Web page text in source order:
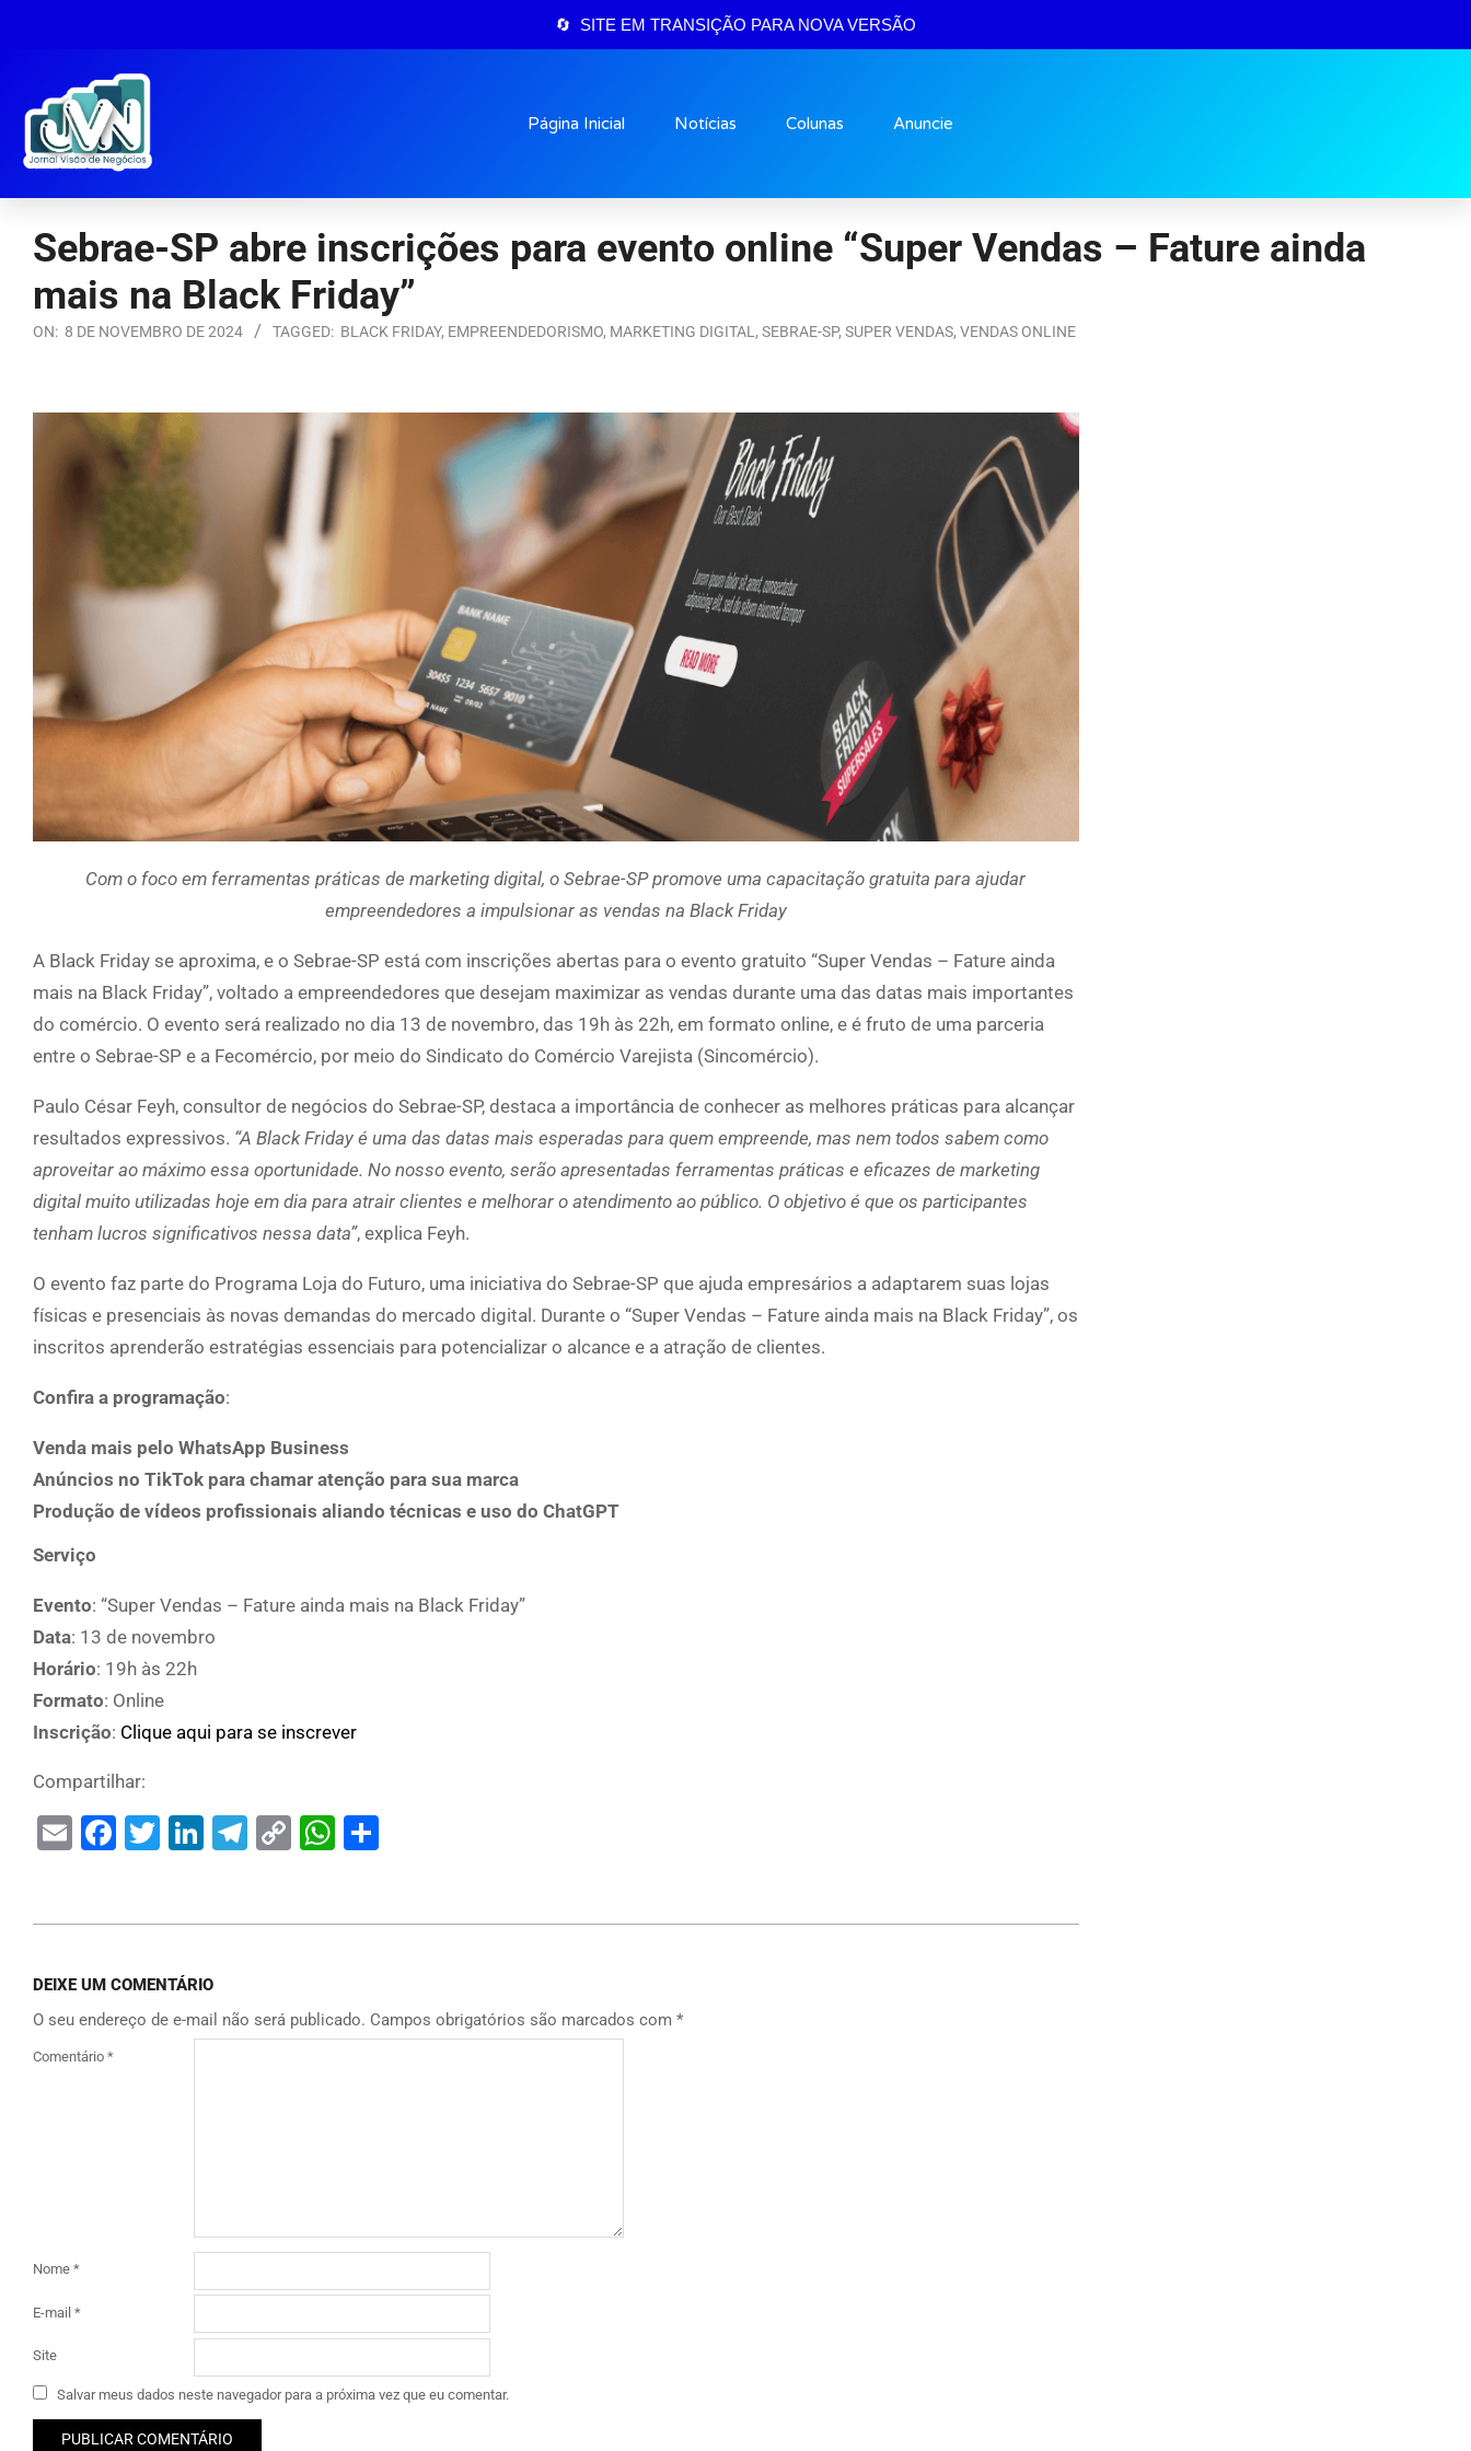
🔄 SITE EM TRANSIÇÃO PARA NOVA VERSÃO
Página Inicial Notícias Colunas Anuncie
Sebrae-SP abre inscrições para evento online “Super Vendas – Fature ainda
mais na Black Friday”
ON: 8 DE NOVEMBRO DE 2024 TAGGED: BLACK FRIDAY, EMPREENDEDORISMO, MARKETING DIGITAL , SEBRAE-SP, SUPER VENDAS, VENDAS ONLINE
Com o foco em ferramentas práticas de marketing digital, o Sebrae-SP promove uma capacitação gratuita para ajudar
empreendedores a impulsionar as vendas na Black Friday
A Black Friday se aproxima, e o Sebrae-SP está com inscrições abertas para o evento gratuito “Super Vendas – Fature ainda
mais na Black Friday”, voltado a empreendedores que desejam maximizar as vendas durante uma das datas mais importantes
do comércio. O evento será realizado no dia 13 de novembro, das 19h às 22h, em formato online, e é fruto de uma parceria
entre o Sebrae-SP e a Fecomércio, por meio do Sindicato do Comércio Varejista (Sincomércio).
Paulo César Feyh, consultor de negócios do Sebrae-SP, destaca a importância de conhecer as melhores práticas para alcançar
resultados expressivos. “A Black Friday é uma das datas mais esperadas para quem empreende, mas nem todos sabem como
aproveitar ao máximo essa oportunidade. No nosso evento, serão apresentadas ferramentas práticas e eficazes de marketing
digital muito utilizadas hoje em dia para atrair clientes e melhorar o atendimento ao público. O objetivo é que os participantes
tenham lucros significativos nessa data”, explica Feyh.
O evento faz parte do Programa Loja do Futuro, uma iniciativa do Sebrae-SP que ajuda empresários a adaptarem suas lojas
físicas e presenciais às novas demandas do mercado digital. Durante o “Super Vendas – Fature ainda mais na Black Friday”, os
inscritos aprenderão estratégias essenciais para potencializar o alcance e a atração de clientes.
Confira a programação:
Venda mais pelo WhatsApp Business
Anúncios no TikTok para chamar atenção para sua marca
Produção de vídeos profissionais aliando técnicas e uso do ChatGPT
Serviço
Evento: “Super Vendas – Fature ainda mais na Black Friday”
Data: 13 de novembro
Horário: 19h às 22h
Formato: Online
Inscrição: Clique aqui para se inscrever
Compartilhar:
EmailFacebook
Twitter
LinkedIn
Telegram
CopyWhatsApp
DEIXE UM COMENTÁRIO
O seu endereço de e-mail não será publicado. Campos obrigatórios são marcados com *
Comentário *
Nome *
E-mail *
Site
Salvar meus dados neste navegador para a próxima vez que eu comentar.